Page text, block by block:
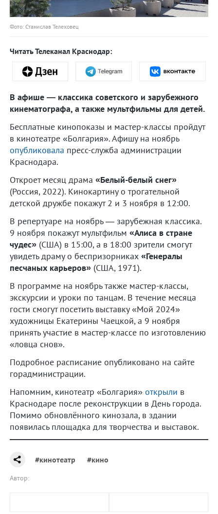
Фото: Станислав Телеховец
Читать Телеканал Краснодар:
В афише — классика советского и зарубежного
кинематографа, а также мультфильмы для детей.
Бесплатные кинопоказы и мастер-классы пройдут
в кинотеатре «Болгария». Афишу на ноябрь
опубликовала пресс-служба администрации
Краснодара.
Откроет месяц драма «Белый-белый снег»
(Россия, 2022). Кинокартину о трогательной
детской дружбе покажут 2 и 3 ноября в 12:00.
В репертуаре на ноябрь — зарубежная классика.
9 ноября покажут мультфильм «Алиса в стране
чудес» (США) в 15:00, а в 18:00 зрители смогут
увидеть драму о беспризорниках «Генералы
песчаных карьеров» (США, 1971).
В программе на ноябрь также мастер-классы,
экскурсии и уроки по танцам. В течение месяца
гости смогут посетить выставку «Мой 2024»
художницы Екатерины Чаецкой, а 9 ноября
принять участие в мастер-классе по изготовлению
«ловца снов».
Подробное расписание опубликовано на сайте
горадминистрации.
Напомним, кинотеатр «Болгария» открыли в
Краснодаре после реконструкции в День города.
Помимо обновлённого кинозала, в здании
появилась площадка для творчества и выставок.
#кинотеатр #кино
Автор: